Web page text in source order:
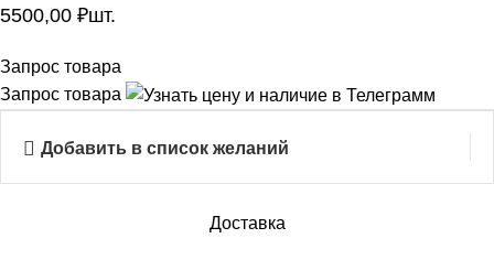
5500,00 ₽шт.
Запрос товара
Запрос товара
Добавить в список желаний
Доставка